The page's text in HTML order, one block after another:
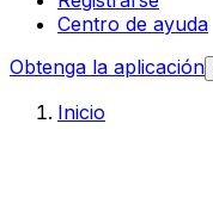
Centro de ayuda
Obtenga la aplicación
Inicio